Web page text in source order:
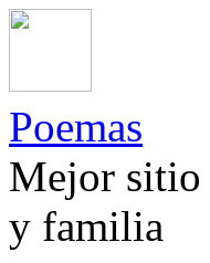
Poemas
Mejor sitio
y familia